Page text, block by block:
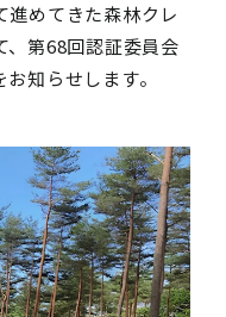
進めてきた森林クレ
、第68回認証委員会
知らせします。